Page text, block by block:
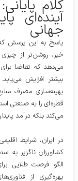
کلام
آینده‌ای
جهانی
پاسخ به این پرسش که
خیر، روشن‌تر از
می‌دهد که تقاضا
بیشتر افزایش
بهینه‌سازی مصرف
قطره‌ای را به صنعتی
می‌کند بلکه درآمد
در ایران، شرایط
کشاورزان ناگزیر به
الگو فرصت طلایی
بهره‌گیری از